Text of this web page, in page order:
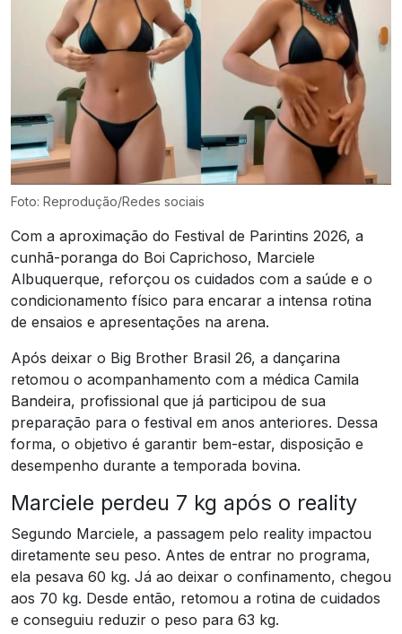
Foto: Reprodução/Redes sociais
Com a aproximação do Festival de Parintins 2026, a
cunhã-poranga do Boi Caprichoso, Marciele
Albuquerque, reforçou os cuidados com a saúde e o
condicionamento físico para encarar a intensa rotina
de ensaios e apresentações na arena.
Após deixar o Big Brother Brasil 26, a dançarina
retomou o acompanhamento com a médica Camila
Bandeira, profissional que já participou de sua
preparação para o festival em anos anteriores. Dessa
forma, o objetivo é garantir bem-estar, disposição e
desempenho durante a temporada bovina.
Marciele perdeu 7 kg após o reality
Segundo Marciele, a passagem pelo reality impactou
diretamente seu peso. Antes de entrar no programa,
ela pesava 60 kg. Já ao deixar o confinamento, chegou
aos 70 kg. Desde então, retomou a rotina de cuidados
e conseguiu reduzir o peso para 63 kg.